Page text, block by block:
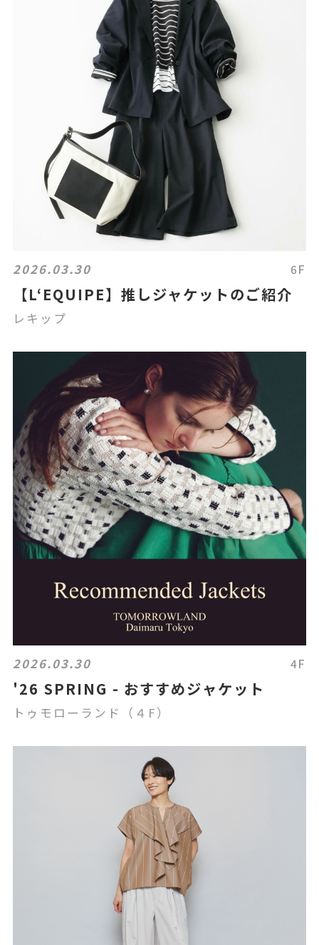
2026.03.30 6F
【L‘EQUIPE】推しジャケットのご紹介
レキップ
2026.03.30 4F
'26 SPRING - おすすめジャケット
トゥモローランド（４F）